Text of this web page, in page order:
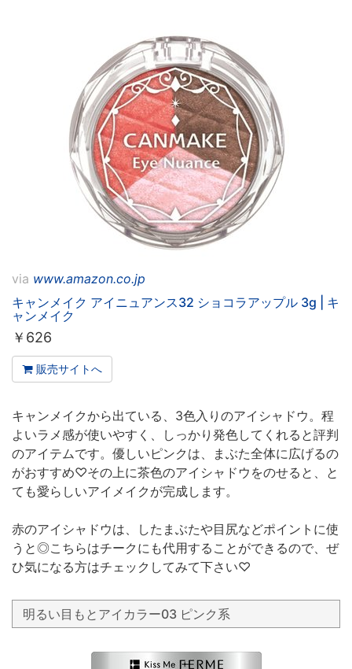
via www.amazon.co.jp
キャンメイク アイニュアンス32 ショコラアップル 3g | キ
ャンメイク
￥ 626
販売サイトへ
キャンメイクから出ている、3色入りのアイシャドウ。程
よいラメ感が使いやすく、しっかり発色してくれると評判
のアイテムです。優しいピンクは、まぶた全体に広げるの
がおすすめ♡その上に茶色のアイシャドウをのせると、と
ても愛らしいアイメイクが完成します。
赤のアイシャドウは、したまぶたや目尻などポイントに使
うと◎こちらはチークにも代用することができるので、ぜ
ひ気になる方はチェックしてみて下さい♡
明るい目もとアイカラー03 ピンク系